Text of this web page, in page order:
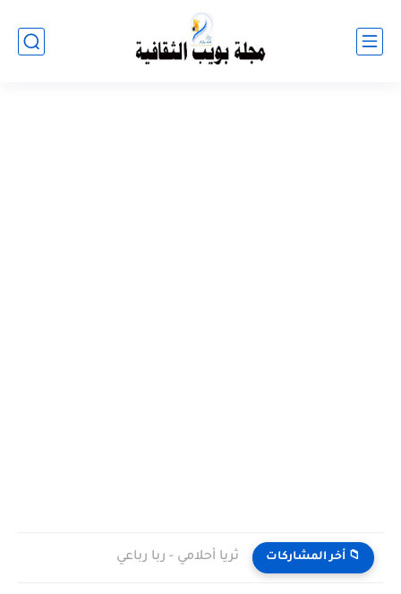
📁 أخر المشاركات ثريا أحلامي - ربا رباعي